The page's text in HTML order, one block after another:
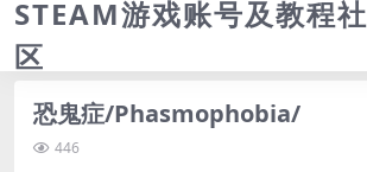
STEAM游戏账号及教程社
区
恐鬼症/Phasmophobia/
446